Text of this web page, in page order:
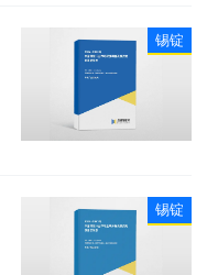
锡锭
锡锭